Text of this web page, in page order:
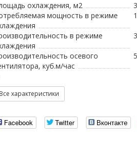
охлаждения, м2
мощность в режиме
в режиме
осевого
куб.м/час
Все характеристики
Facebook Twitter Вконтакте